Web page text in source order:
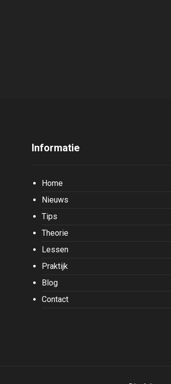
Informatie
Home
Nieuws
Tips
Theorie
Lessen
Praktijk
Blog
Contact